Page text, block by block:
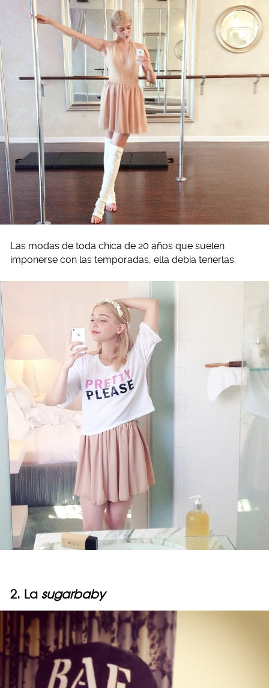
Las modas de toda chica de 20 años que suelen
imponerse con las temporadas, ella debía tenerlas.
2. La sugarbaby